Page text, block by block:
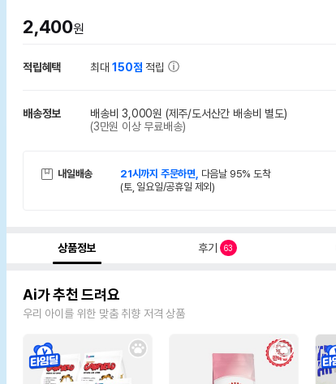
2,400원
적립혜택 최대150점 적립
배송정보 배송비 3,000원 (제주/도서산간 배송비 별도)
(3만원 이상 무료배송)
내일배송 21시까지 주문하면, 다음날 95% 도착
(토, 일요일/공휴일 제외)
상품정보 후기 63
Ai가 추천 드려요
우리 아이를 위한 맞춤 취향 저격 상품